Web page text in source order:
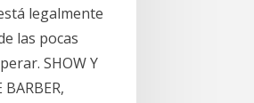
legalmente
las pocas
SHOW Y